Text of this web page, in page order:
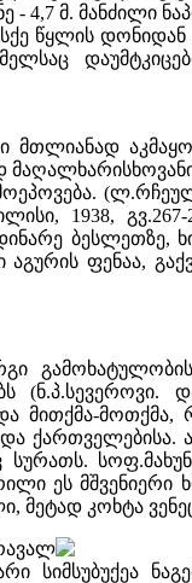
4,7 მ. მანძილი
წყლის დონიდან
მთლიანად
1938, გვ.267-
ბესლეთზე,
ფენაა,
(ნ.პ.სევეროვი.
მითქმა-
ამ
ეს მშვენიერი
მეტად კოხტა
სიმსუბუქეა